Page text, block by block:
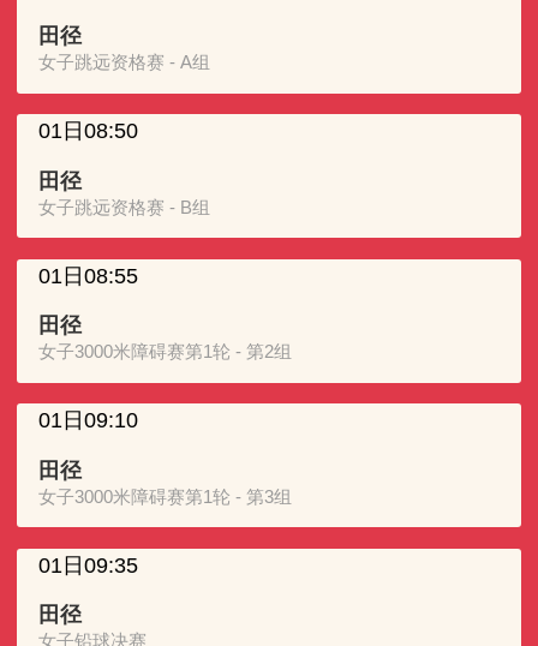
田径
女子跳远资格赛 - A组
01日08:50
田径
女子跳远资格赛 - B组
01日08:55
田径
女子3000米障碍赛第1轮 - 第2组
01日09:10
田径
女子3000米障碍赛第1轮 - 第3组
01日09:35
田径
女子铅球决赛